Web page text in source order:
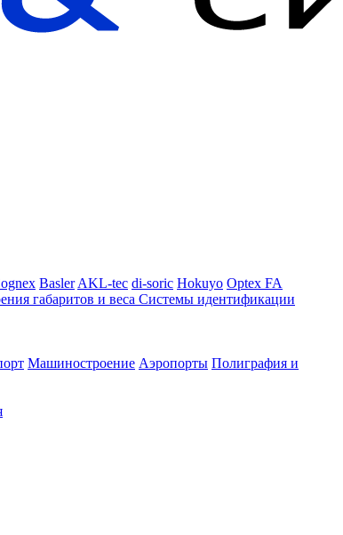
Basler AKL-tec di-soric Hokuyo Optex FA
габаритов и веса Системы идентификации
Машиностроение Аэропорты Полиграфия и